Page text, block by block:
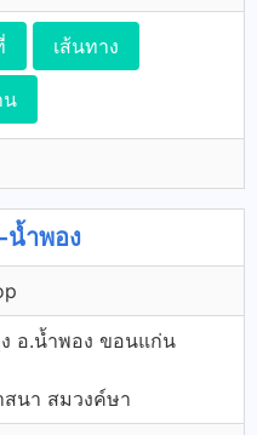
เส้นทาง
น
น้ำพอง
อ.น้ำพอง ขอนแก่น
สนา สมวงค์ษา